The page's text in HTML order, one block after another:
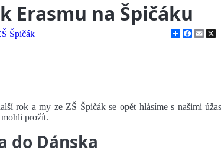
Erasmu na Špičáku
Špičák Share Email
rok a my ze ZŠ Špičák se opět hlásíme s našimi
prožít.
do Dánska